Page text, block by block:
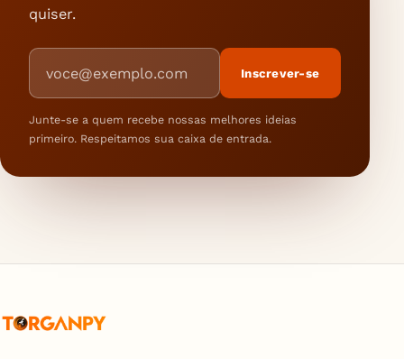
quiser.
Endereço de e-mail
Inscrever-se
Junte-se a quem recebe nossas melhores ideias
primeiro. Respeitamos sua caixa de entrada.